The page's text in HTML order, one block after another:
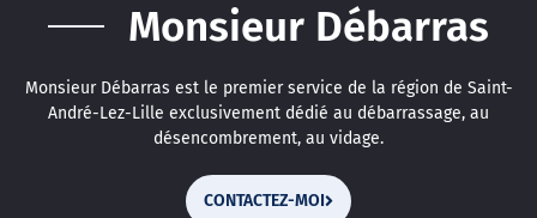
Monsieur Débarras
Monsieur Débarras est le premier service de la région de Saint-
André-Lez-Lille exclusivement dédié au débarrassage, au
désencombrement, au vidage.
CONTACTEZ-MOI